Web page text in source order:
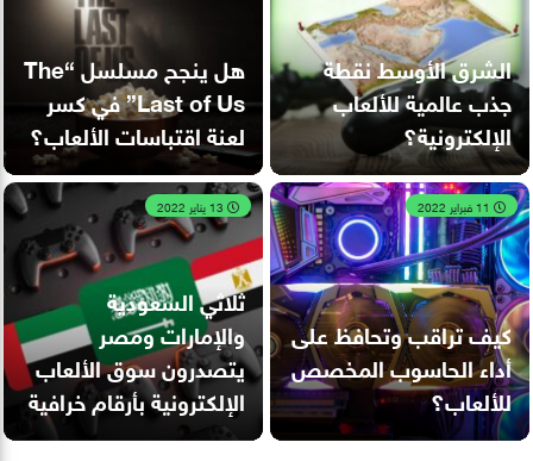
الشرق الأوسط نقطة
جذب عالمية للألعاب
الإلكترونية؟
هل ينجح مسلسل “The
Last of Us” في كسر
لعنة اقتباسات الألعاب؟
كيف تراقب وتحافظ على
أداء الحاسوب المخصص
للألعاب؟
ثلاثي السعودية
والإمارات ومصر
يتصدرون سوق الألعاب
الإلكترونية بأرقام خرافية